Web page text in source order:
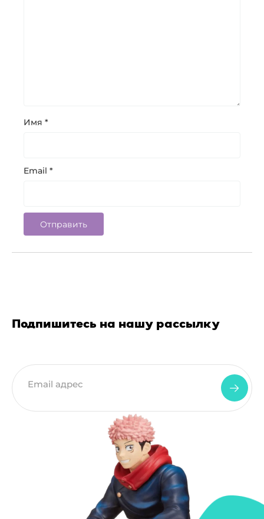
Имя *
Email *
Подпишитесь на нашу рассылку